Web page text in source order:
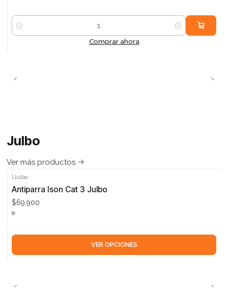
Cantidad
Comprar ahora
Julbo
Ver más productos
|Julbo
Antiparra Ison Cat 3 Julbo
$69.900
VER OPCIONES